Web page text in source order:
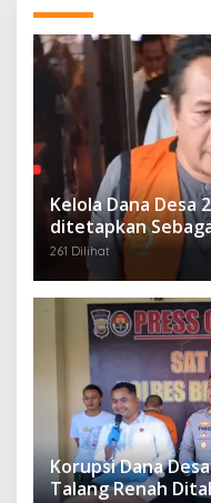
Kelola Dana Desa
ditetapkan
261 Dilihat
Korupsi Dana
Talang Renah